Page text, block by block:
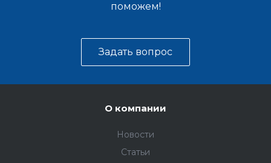
поможем!
Задать вопрос
О компании
Новости
Статьи